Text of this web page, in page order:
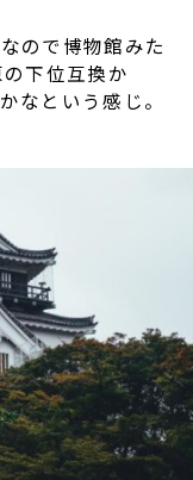
ので博物館みた
下位互換か
なという感じ。